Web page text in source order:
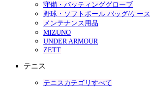
守備・バッティンググローブ
野球・ソフトボール バッグ/ケース
メンテナンス用品
MIZUNO
UNDER ARMOUR
ZETT
テニス
テニスカテゴリすべて